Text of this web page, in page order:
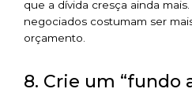
que a dívida cresça ainda
negociados costumam ser
orçamento.
8. Crie um “fundo